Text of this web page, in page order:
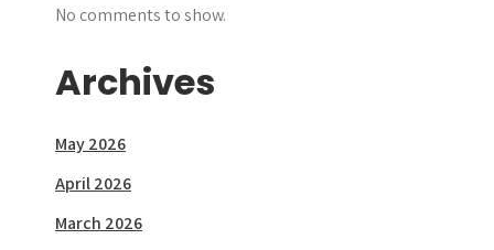
No comments to show.
Archives
May 2026
April 2026
March 2026